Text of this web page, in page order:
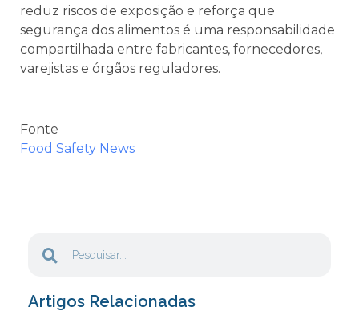
reduz riscos de exposição e reforça que
segurança dos alimentos é uma responsabilidade
compartilhada entre fabricantes, fornecedores,
varejistas e órgãos reguladores.
Fonte
Food Safety News
Artigos Relacionadas